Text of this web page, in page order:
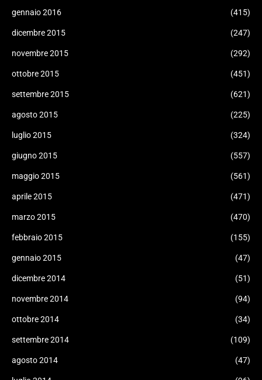
gennaio 2016 (415)
dicembre 2015 (247)
novembre 2015 (292)
ottobre 2015 (451)
settembre 2015 (621)
agosto 2015 (225)
luglio 2015 (324)
giugno 2015 (557)
maggio 2015 (561)
aprile 2015 (471)
marzo 2015 (470)
febbraio 2015 (155)
gennaio 2015 (47)
dicembre 2014 (51)
novembre 2014 (94)
ottobre 2014 (34)
settembre 2014 (109)
agosto 2014 (47)